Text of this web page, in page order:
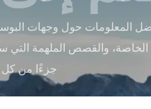
المعلومات حول وجهات
والقصص الملهمة
جزءًا من كل